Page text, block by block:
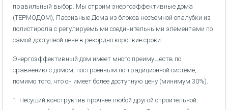
правильный выбор. Мы строим энергоэффективные дома
(ТЕРМОДОМ), Пассивные Дома из блоков несъемной опалубки из
полистирола с регулируемыми соединительными элементами по
самой доступной цене в рекордно короткие сроки.
Энергоэффективный дом имеет много преимуществ по
сравнению с домом, построенным по традиционной системе,
помимо того, что он имеет более доступную цену (минимум 30%).
1. Несущий конструктив прочнее любой другой строительной